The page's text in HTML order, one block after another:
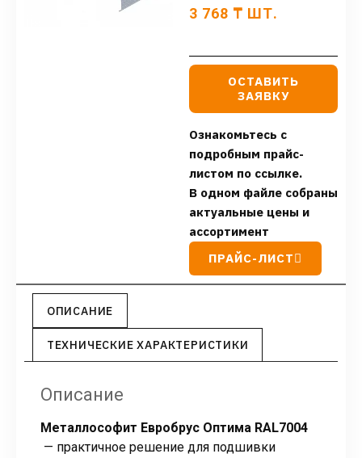
3 768 ₸ ШТ.
ОСТАВИТЬ
ЗАЯВКУ
Ознакомьтесь с
подробным прайс-
листом по ссылке.
В одном файле собраны
актуальные цены и
ассортимент
ПРАЙС-ЛИСТ
ОПИСАНИЕ
ТЕХНИЧЕСКИЕ ХАРАКТЕРИСТИКИ
Описание
Металлософит Евробрус Оптима RAL7004
— практичное решение для подшивки